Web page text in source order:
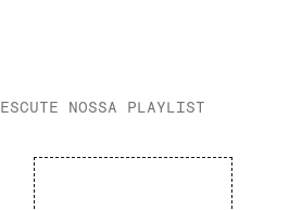
ESCUTE NOSSA PLAYLIST